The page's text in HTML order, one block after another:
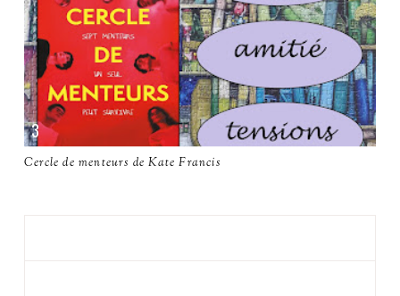
Cercle de menteurs de Kate Francis